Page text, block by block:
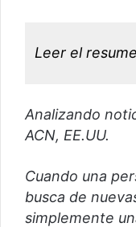
e
l
t
r
ó
Leer el
Analizando
ACN, EE.UU.
Cuando una
busca de
simplemente